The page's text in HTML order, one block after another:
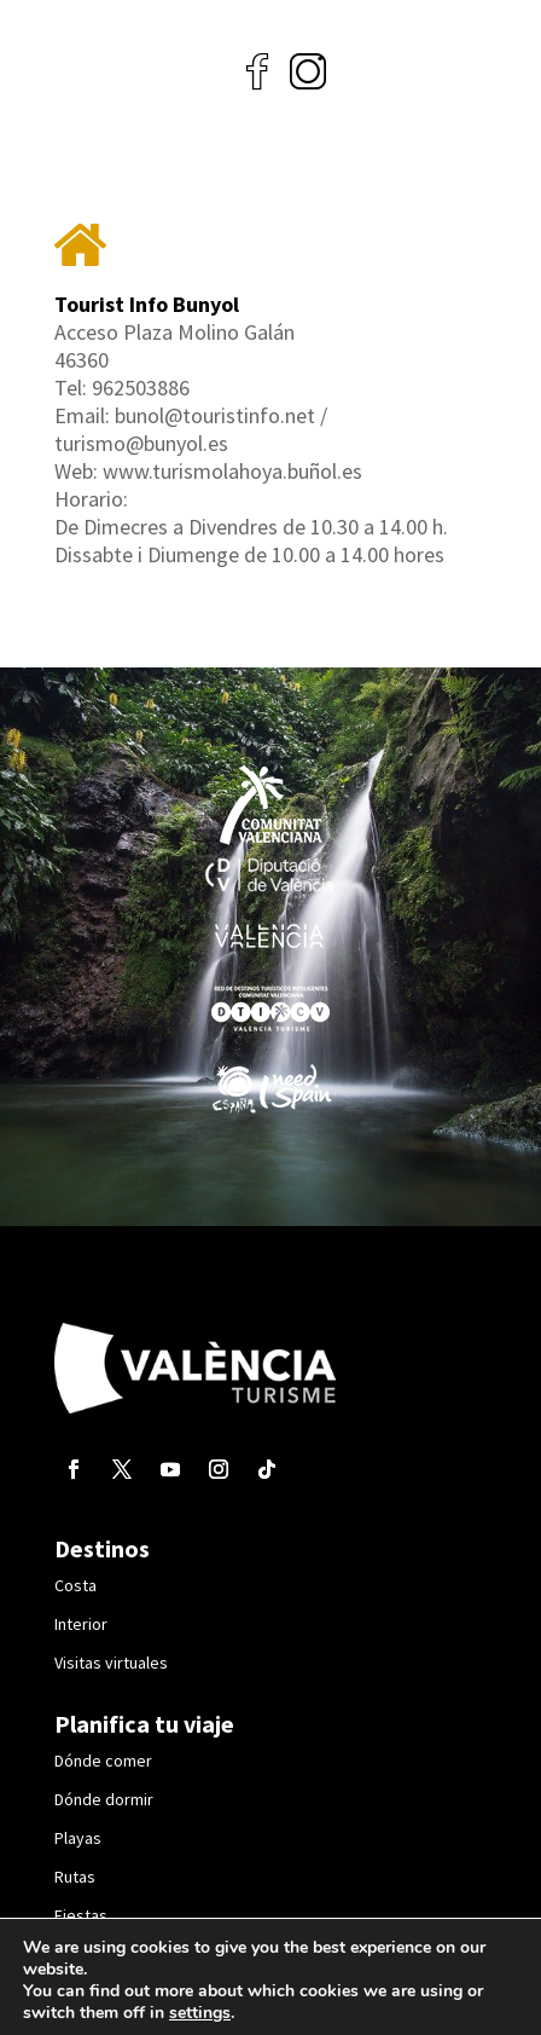
Tourist Info Bunyol
Acceso Plaza Molino Galán
46360
Tel: 962503886
Email: bunol@touristinfo.net /
turismo@bunyol.es
Web: www.turismolahoya.buñol.es
Horario:
De Dimecres a Divendres de 10.30 a 14.00 h.
Dissabte i Diumenge de 10.00 a 14.00 hores
Destinos
Costa
Interior
Visitas virtuales
Planifica tu viaje
Dónde comer
Dónde dormir
Playas
Rutas
Fiestas
We are using cookies to give you the best experience on our
website.
You can find out more about which cookies we are using or
switch them off in settings.